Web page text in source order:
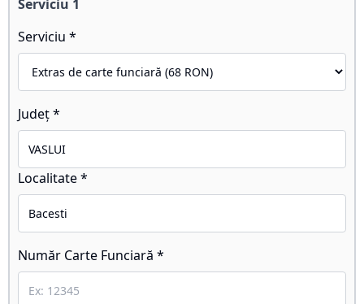
Serviciu 1
Serviciu *
Județ *
Localitate *
Număr Carte Funciară *